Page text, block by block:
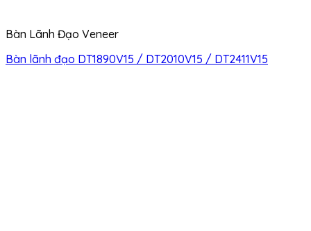
Bàn Lãnh Đạo Veneer
Bàn lãnh đạo DT1890V15 / DT2010V15 / DT2411V15